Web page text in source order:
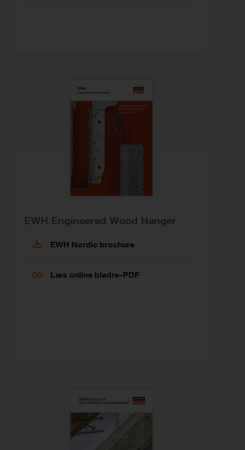
EWH Engineered Wood Hanger
EWH Nordic brochure
Læs online bladre-PDF